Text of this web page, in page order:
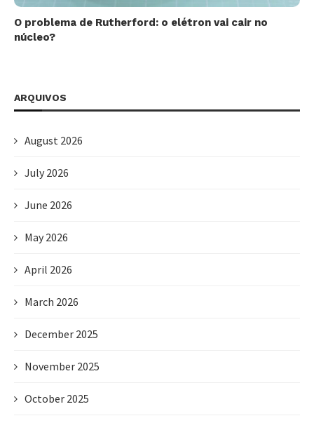
O problema de Rutherford: o elétron vai cair no
núcleo?
ARQUIVOS
August 2026
July 2026
June 2026
May 2026
April 2026
March 2026
December 2025
November 2025
October 2025